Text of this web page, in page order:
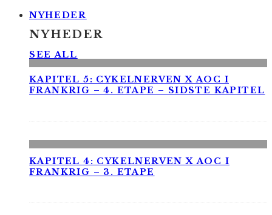
NYHEDER
NYHEDER
SEE ALL
KAPITEL 5: CYKELNERVEN X AOC I
FRANKRIG – 4. ETAPE – SIDSTE KAPITEL
KAPITEL 4: CYKELNERVEN X AOC I
FRANKRIG – 3. ETAPE